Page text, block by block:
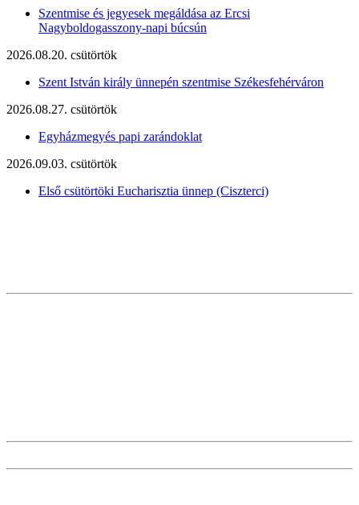
Szentmise és jegyesek megáldása az Ercsi
Nagyboldogasszony-napi búcsún
2026.08.20. csütörtök
Szent István király ünnepén szentmise Székesfehérváron
2026.08.27. csütörtök
Egyházmegyés papi zarándoklat
2026.09.03. csütörtök
Első csütörtöki Eucharisztia ünnep (Ciszterci)